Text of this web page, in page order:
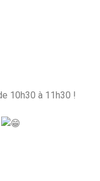
10h30 à 11h30 !